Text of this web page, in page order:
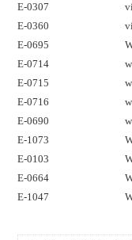
E-0307
E-0360
E-0695
E-0714
E-0715
E-0716
E-0690
E-1073
E-0103
E-0664
E-1047